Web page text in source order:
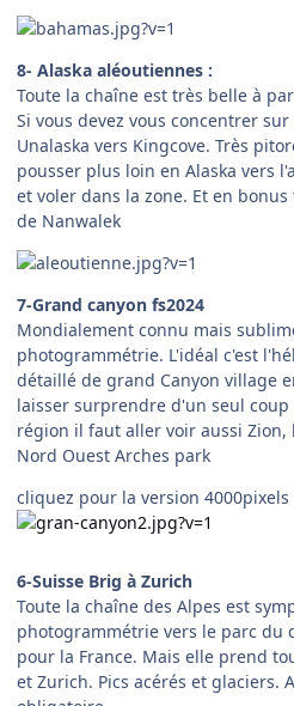
8- Alaska aléoutiennes :
Toute la chaîne est très belle à
Si vous devez vous concentrer
Unalaska vers Kingcove. Très
pousser plus loin en Alaska vers
et voler dans la zone. Et en
de Nanwalek
7-Grand canyon fs2024
Mondialement connu mais
photogrammétrie. L'idéal c'est
détaillé de grand Canyon village
laisser surprendre d'un seul
région il faut aller voir aussi Zion,
Nord Ouest Arches park
cliquez pour la version 4000pixels
6-Suisse Brig à Zurich
Toute la chaîne des Alpes est
photogrammétrie vers le parc du
pour la France. Mais elle prend
et Zurich. Pics acérés et glaciers.